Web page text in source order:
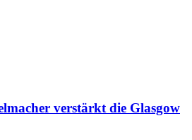
verstärkt die Glasgow